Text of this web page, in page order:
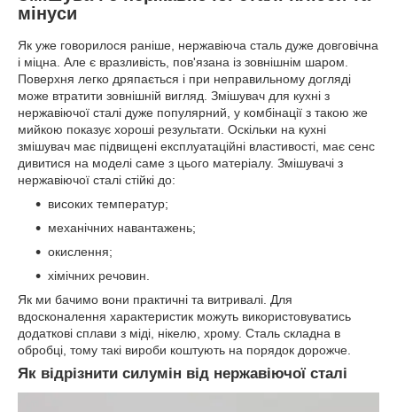
мінуси
Як уже говорилося раніше, нержавіюча сталь дуже довговічна
і міцна. Але є вразливість, пов'язана із зовнішнім шаром.
Поверхня легко дряпається і при неправильному догляді
може втратити зовнішній вигляд. Змішувач для кухні з
нержавіючої сталі дуже популярний, у комбінації з такою же
мийкою показує хороші результати. Оскільки на кухні
змішувач має підвищені експлуатаційні властивості, має сенс
дивитися на моделі саме з цього матеріалу. Змішувачі з
нержавіючої сталі стійкі до:
високих температур;
механічних навантажень;
окислення;
хімічних речовин.
Як ми бачимо вони практичні та витривалі. Для
вдосконалення характеристик можуть використовуватись
додаткові сплави з міді, нікелю, хрому. Сталь складна в
обробці, тому такі вироби коштують на порядок дорожче.
Як відрізнити силумін від нержавіючої сталі